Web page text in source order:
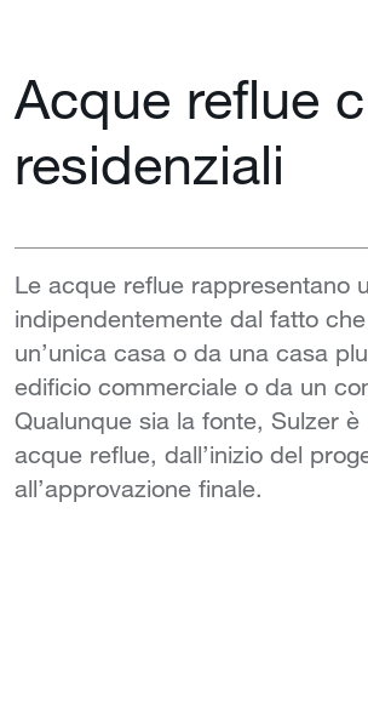
Acque reflue
residenziali
Le acque reflue rappresentano
indipendentemente dal fatto
un’unica casa o da una casa
edificio commerciale o da un
Qualunque sia la fonte, Sulzer
acque reflue, dall’inizio del
all’approvazione finale.